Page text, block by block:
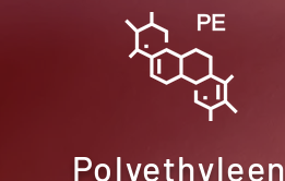
Polyethyleen